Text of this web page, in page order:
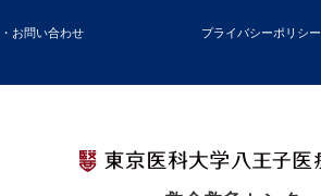
お問い合わせ プライバシーポリシー